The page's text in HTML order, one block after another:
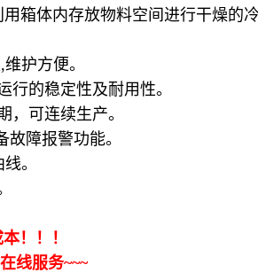
箱体内存放物料空间进行干燥的冷
护方便。
的稳定性及耐用性。
可连续生产。
障报警功能。
。
！！！
线服务~~~